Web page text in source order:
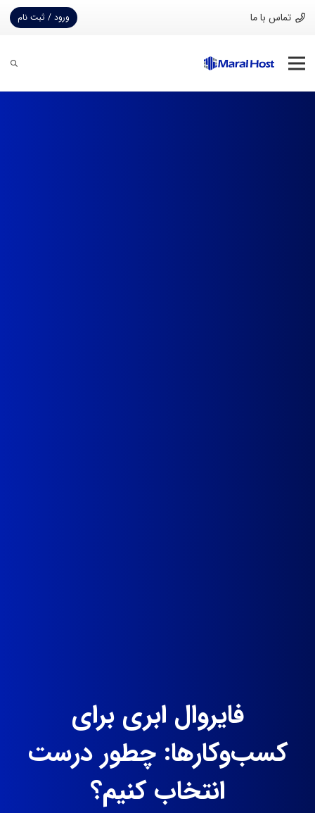
تماس با ما ورود / ثبت نام
فایروال ابری برای
کسب‌وکارها: چطور درست
انتخاب کنیم؟